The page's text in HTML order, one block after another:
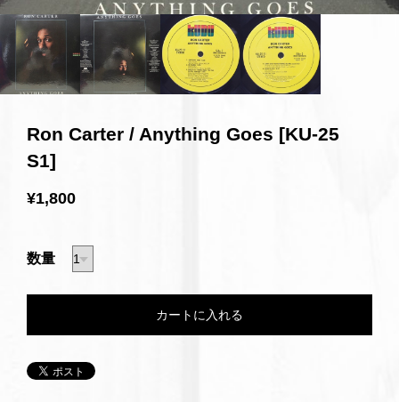
Ron Carter / Anything Goes [KU-25
S1]
¥1,800
数量